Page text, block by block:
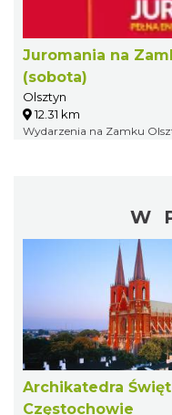
Juromania na
(sobota)
Olsztyn
12.31 km
Wydarzenia na Zamku
W
Archikatedra
Częstochowie